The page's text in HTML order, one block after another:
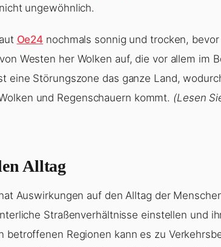
ungewöhnlich.
Oe24 nochmals sonnig und trocken,
Westen her Wolken auf, die vor allem im
eine Störungszone das ganze Land,
und Regenschauern kommt. (Lesen
Alltag
Auswirkungen auf den Alltag der
Straßenverhältnisse einstellen und
betroffenen Regionen kann es zu